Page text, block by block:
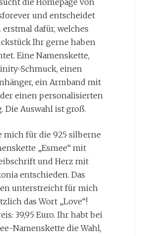
und entscheidet
erstmal dafür, welches
Ihr gerne haben
Eine Namenskette,
Schmuck, einen
ein Armband mit
einen personalisierten
Die Auswahl ist groß.
mich für die 925 silberne
„Esmee“ mit
und Herz mit
entschieden. Das
unterstreicht für mich
das Wort „Love“!
39,95 Euro. Ihr habt bei
Namenskette die Wahl,